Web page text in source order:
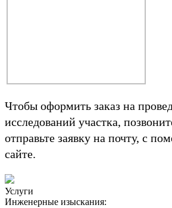
Чтобы оформить заказ на
исследований участка,
отправьте заявку на почту, с
сайте.
Услуги
Инженерные изыскания: